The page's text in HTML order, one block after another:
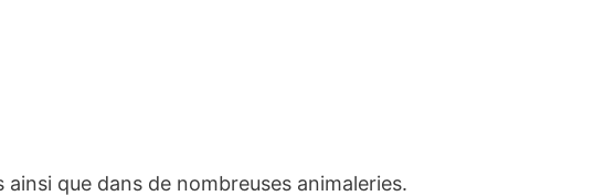
que dans de nombreuses animaleries.